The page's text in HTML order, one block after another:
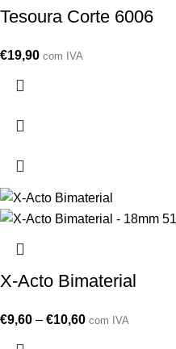
Tesoura Corte 6006
€19,90 com IVA
X-Acto Bimaterial
€9,60 – €10,60 com IVA